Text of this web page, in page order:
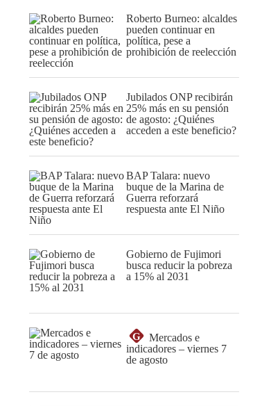
Roberto Burneo: alcaldes
pueden continuar en
política, pese a
prohibición de reelección
Jubilados ONP recibirán
25% más en su pensión
de agosto: ¿Quiénes
acceden a este beneficio?
BAP Talara: nuevo
buque de la Marina de
Guerra reforzará
respuesta ante El Niño
Gobierno de Fujimori
busca reducir la pobreza
a 15% al 2031
G
Mercados e
indicadores – viernes 7
de agosto